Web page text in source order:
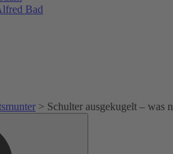
Bad
> Schulter ausgekugelt – was